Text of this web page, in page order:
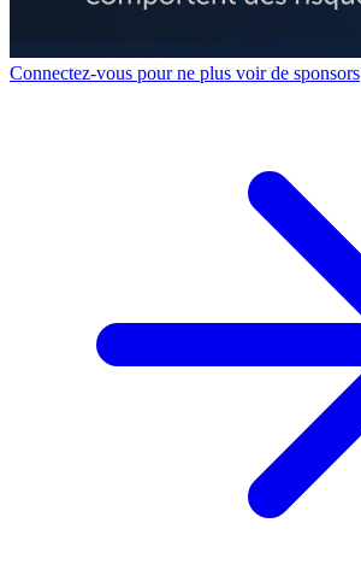
Connectez-vous pour ne plus voir de sponsors